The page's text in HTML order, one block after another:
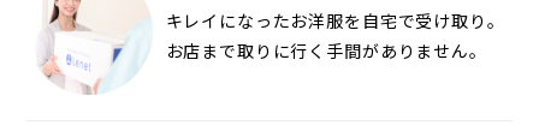
キレイになったお洋服を自宅で受け取り。
お店まで取りに行く手間がありません。